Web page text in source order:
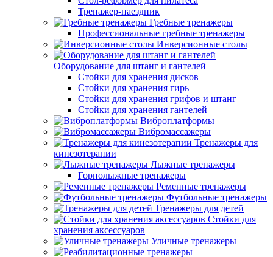
Тренажер-наездник
Гребные тренажеры
Профессиональные гребные тренажеры
Инверсионные столы
Оборудование для штанг и гантелей
Стойки для хранения дисков
Стойки для хранения гирь
Стойки для хранения грифов и штанг
Стойки для хранения гантелей
Виброплатформы
Вибромассажеры
Тренажеры для
кинезотерапии
Лыжные тренажеры
Горнолыжные тренажеры
Ременные тренажеры
Футбольные тренажеры
Тренажеры для детей
Стойки для
хранения аксессуаров
Уличные тренажеры